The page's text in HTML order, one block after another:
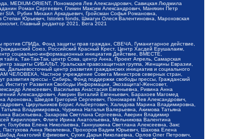
MEDIUM-ORIENT, Пономарев Лев Александрович, Савицкая Людмила
Роман Сергеевич, Гликин Максим Александрович, Маняхин Петр
Рубин Михаил Аркадьевич, Гройсман Софья Романовна,
Юрьевич, Istories fonds, Шмагун Олеся Валентиновна, Мароховская
Главный редактор 2021, Вега 2021
СПИДа, Фонд защиты прав граждан, СВЕЧА, Гуманитарное действие,
Союз, Российский Красный Крест, Центр Хасдей Ерушалаим,
социально-информационных инициатив Действие, ВМЕСТЕ,
Так-Так-Так, центр Сова, центр Анна, Проект Апрель, Самарская
защиты СИБАЛЬТ, Уральская правозащитная группа, Женщины Евразии,
Дальневосточный центр развития гражданских инициатив и социального
ЧЕЛОВЕКА, Частное учреждение Совета Министров северных стран,
прессы - Сибирь, Фонд поддержки свободы прессы, Гражданский
Институт Развития Свободы Информации, Экозащита!-Женсовет,
Алексеевич, Васильева Анастасия Евгеньевна, Ривина Анна
Александрович, Аверин Виталий Евгеньевич, Барахоев Магомед
Шведов Григорий Сергеевич, Пономарев Лев Александрович,
Цирульников Борис Альбертович, Халидова Марина Владимировна,
Владимировна, Чуркина Наталья Валерьевна, Акимова Татьяна
Васильевна, Захарова Светлана Сергеевна, Аверин Владимир
Кириллович, Флиге Ирина Анатольевна, Мельникова Валентина
Елена Николаевна, Ганнушкина Светлана Алексеевна, Закс
Анна Яковлевна, Прохоров Вадим Юрьевич, Шахова Елена
Анатолий Ефимович, Сухих Дарья Николаевна, Орлов Олег Петрович,